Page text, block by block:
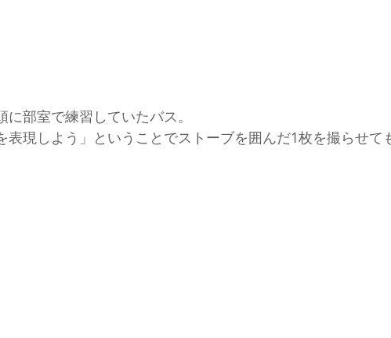
に部室で練習していたバス。
表現しよう」ということでストーブを囲んだ1枚を撮らせて